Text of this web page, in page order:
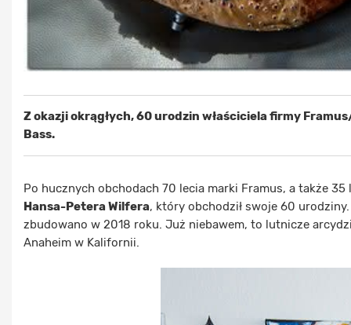
Z okazji okrągłych, 60 urodzin właściciela firmy
Bass.
Po hucznych obchodach 70 lecia marki Framus, a także
Hansa-Petera Wilfera, który obchodził swoje 60
zbudowano w 2018 roku. Już niebawem, to lutnicze
Anaheim w Kalifornii.